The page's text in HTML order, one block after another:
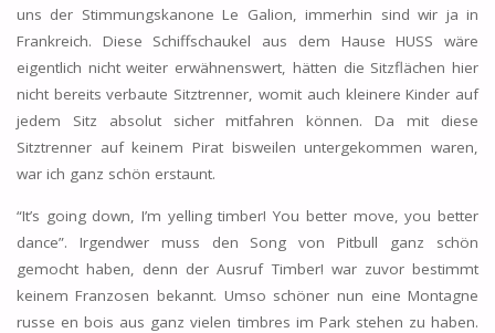
uns der Stimmungskanone Le Galion, immerhin sind wir ja in
Frankreich. Diese Schiffschaukel aus dem Hause HUSS wäre
eigentlich nicht weiter erwähnenswert, hätten die Sitzflächen hier
nicht bereits verbaute Sitztrenner, womit auch kleinere Kinder auf
jedem Sitz absolut sicher mitfahren können. Da mit diese
Sitztrenner auf keinem Pirat bisweilen untergekommen waren,
war ich ganz schön erstaunt.
“It’s going down, I’m yelling timber! You better move, you better
dance”. Irgendwer muss den Song von Pitbull ganz schön
gemocht haben, denn der Ausruf Timber! war zuvor bestimmt
keinem Franzosen bekannt. Umso schöner nun eine Montagne
russe en bois aus ganz vielen timbres im Park stehen zu haben.